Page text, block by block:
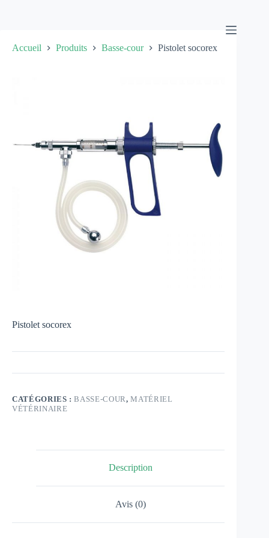
Accueil Produits Basse-cour Pistolet socorex
Pistolet socorex
CATÉGORIES :BASSE-COUR,MATÉRIEL
VÉTÉRINAIRE
Description
Avis (0)